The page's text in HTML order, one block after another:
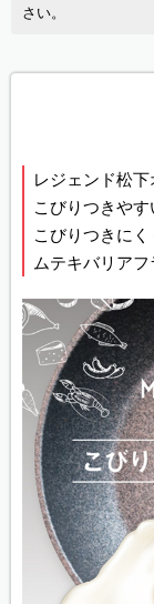
さい。
レジェンド松下
こびりつきやす
こびりつきに
ムテキバリア